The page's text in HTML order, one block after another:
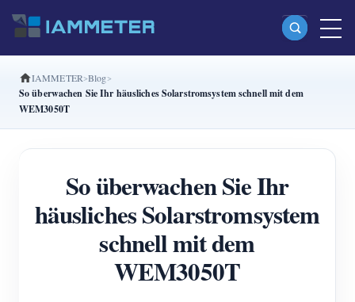
Produkte
Split-Phase-Wi-Fi-Energiezähler (WEM2067)
Dreiphasiger Wi-Fi-Energiezähler (WEM3080T)
Dreiphasiger Wi-Fi-Energiezähler (WEM3046T)
Dreiphasiger Wi-Fi-Energiezähler (WEM3050T)
WiFi-Leistungsregler
IAMMETER Blog
So überwachen Sie Ihr häusliches Solarstromsystem schnell mit dem
WEM3050T
So überwachen Sie Ihr
häusliches Solarstromsystem
schnell mit dem
WEM3050T